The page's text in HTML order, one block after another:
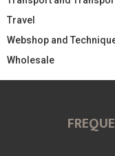
Travel
Webshop and
Wholesale